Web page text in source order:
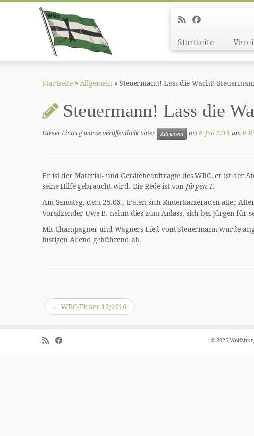
Startseite
Startseite » Allgemein » Steuermann! Lass die Wacht!
Steuermann! Lass die
Dieser Eintrag wurde veröffentlicht unter Allgemein am8. Juli 2016vonP.
Er ist der Material- und Gerätebeauftragte des WRC, er ist der
seine Hilfe gebraucht wird. Die Rede ist von Jürgen T.
Am Samstag, dem 25.06., trafen sich Ruderkameraden aller
Vorsitzender Uwe B. nahm dies zum Anlass, sich bei Jürgen für
Mit Champagner und Wagners Lied vom Steuermann wurde
lustigen Abend gebührend ab.
← WRC-Ticker 12/2016
· © 2026